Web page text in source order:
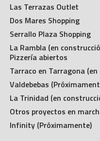
Las Terrazas Outlet
Dos Mares Shopping
Serrallo Plaza Shopping
La Rambla (en
Pizzería abiertos
Tarraco en Tarragona
Valdebebas
La Trinidad (en
Otros proyectos en
Infinity (Próximamente)